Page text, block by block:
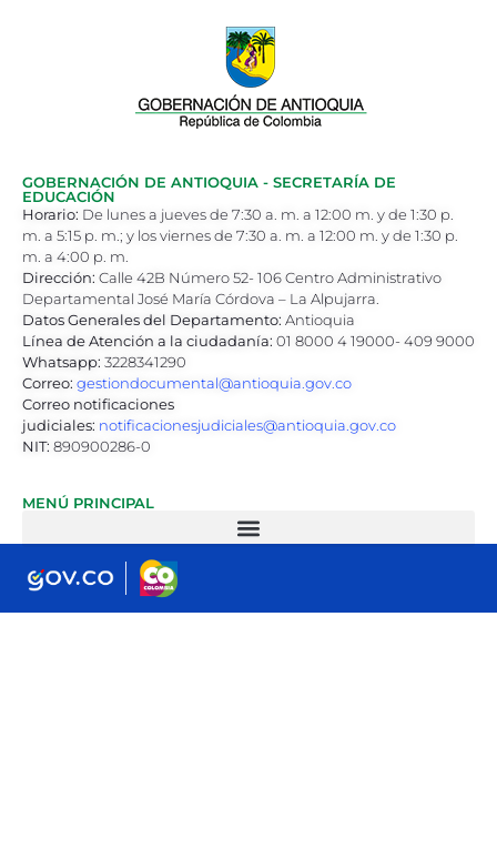
GOBERNACIÓN DE ANTIOQUIA - SECRETARÍA DE
EDUCACIÓN
Horario: De lunes a jueves de 7:30 a. m. a 12:00 m. y de 1:30 p.
m. a 5:15 p. m.; y los viernes de 7:30 a. m. a 12:00 m. y de 1:30 p.
m. a 4:00 p. m.
Dirección: Calle 42B Número 52- 106 Centro Administrativo
Departamental José María Córdova – La Alpujarra.
Datos Generales del Departamento: Antioquia
Línea de Atención a la ciudadanía: 01 8000 4 19000- 409 9000
Whatsapp: 3228341290
Correo: gestiondocumental@antioquia.gov.co
Correo notificaciones
judiciales: notificacionesjudiciales@antioquia.gov.co
NIT: 890900286-0
MENÚ PRINCIPAL